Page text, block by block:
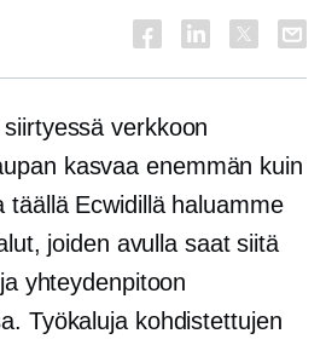
verkkoon
kasvaa enemmän kuin
täällä Ecwidillä haluamme
joiden avulla saat siitä
yhteydenpitoon
Työkaluja kohdistettujen